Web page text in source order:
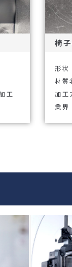
工
椅
形状
材質
加工
業界